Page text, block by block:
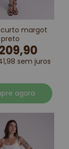
margot
preto
sem juros
agora